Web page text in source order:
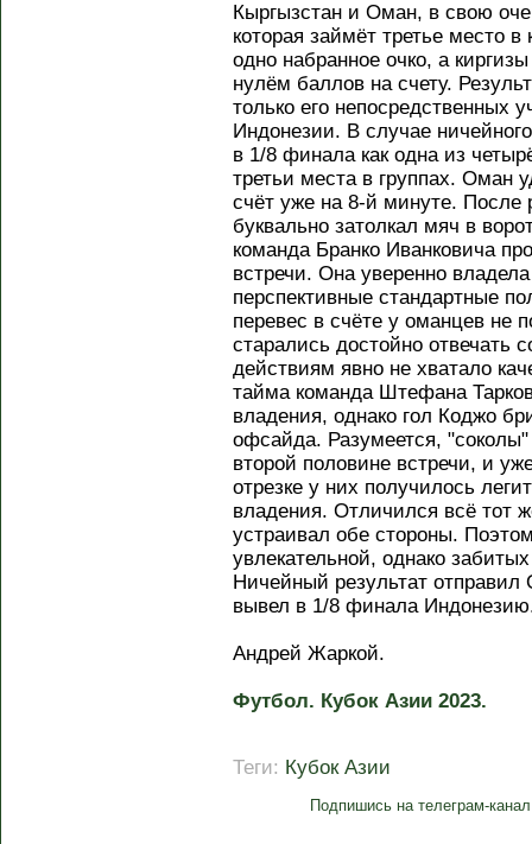
Кыргызстан и Оман, в свою
которая займёт третье место
одно набранное очко, а
нулём баллов на счету.
только его непосредственных
Индонезии. В случае
в 1/8 финала как одна из
третьи места в группах. Оман
счёт уже на 8-й минуте. После
буквально затолкал мяч в
команда Бранко Иванковича
встречи. Она уверенно
перспективные стандартные
перевес в счёте у оманцев не
старались достойно отвечать
действиям явно не хватало
тайма команда Штефана
владения, однако гол Коджо
офсайда. Разумеется, "соколы"
второй половине встречи, и
отрезке у них получилось
владения. Отличился всё тот
устраивал обе стороны.
увлекательной, однако
Ничейный результат
вывел в 1/8 финала
Андрей Жаркой.
Футбол. Кубок Азии 2023.
Теги: Кубок Азии
Подпишись на телеграм-